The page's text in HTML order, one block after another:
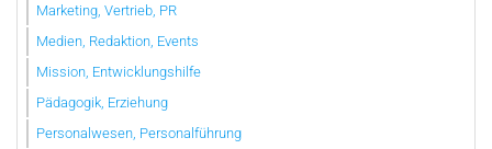
Marketing, Vertrieb, PR
Medien, Redaktion, Events
Mission, Entwicklungshilfe
Pädagogik, Erziehung
Personalwesen, Personalführung